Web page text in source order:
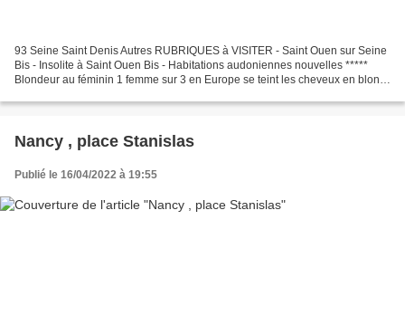
93 Seine Saint Denis Autres RUBRIQUES à VISITER - Saint Ouen sur Seine
Bis - Insolite à Saint Ouen Bis - Habitations audoniennes nouvelles *****
Blondeur au féminin 1 femme sur 3 en Europe se teint les cheveux en blond
Nancy , place Stanislas
Publié le 16/04/2022 à 19:55